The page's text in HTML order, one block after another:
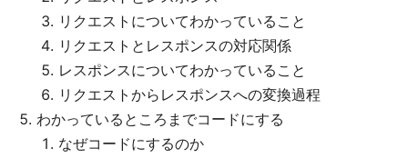
リクエストについてわかっていること
リクエストとレスポンスの対応関係
レスポンスについてわかっていること
リクエストからレスポンスへの変換過程
わかっているところまでコードにする
なぜコードにするのか